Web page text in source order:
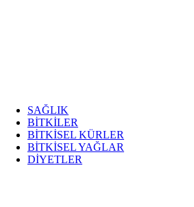
SAĞLIK
BİTKİLER
BİTKİSEL KÜRLER
BİTKİSEL YAĞLAR
DİYETLER